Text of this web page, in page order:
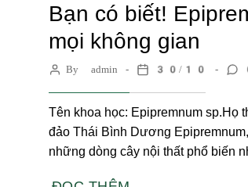
Bạn có biết!
mọi không gian
By admin 30/10
Tên khoa học: Epipremnum sp.Họ
đảo Thái Bình Dương
những dòng cây nội thất phổ biến